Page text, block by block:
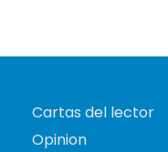
Cartas del lector
Opinion